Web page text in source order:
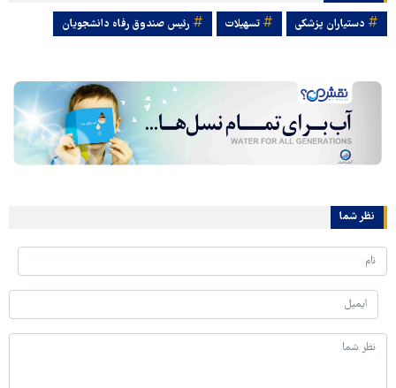
دستیاران پزشکی تسهیلات رئیس صندوق رفاه دانشجویان
نظر شما